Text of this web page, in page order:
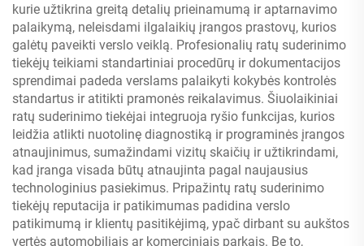
kurie užtikrina greitą detalių prieinamumą ir aptarnavimo
palaikymą, neleisdami ilgalaikių įrangos prastovų, kurios
galėtų paveikti verslo veiklą. Profesionalių ratų suderinimo
tiekėjų teikiami standartiniai procedūrų ir dokumentacijos
sprendimai padeda verslams palaikyti kokybės kontrolės
standartus ir atitikti pramonės reikalavimus. Šiuolaikiniai
ratų suderinimo tiekėjai integruoja ryšio funkcijas, kurios
leidžia atlikti nuotolinę diagnostiką ir programinės įrangos
atnaujinimus, sumažindami vizitų skaičių ir užtikrindami,
kad įranga visada būtų atnaujinta pagal naujausius
technologinius pasiekimus. Pripažintų ratų suderinimo
tiekėjų reputacija ir patikimumas padidina verslo
patikimumą ir klientų pasitikėjimą, ypač dirbant su aukštos
vertės automobiliais ar komerciniais parkais. Be to,